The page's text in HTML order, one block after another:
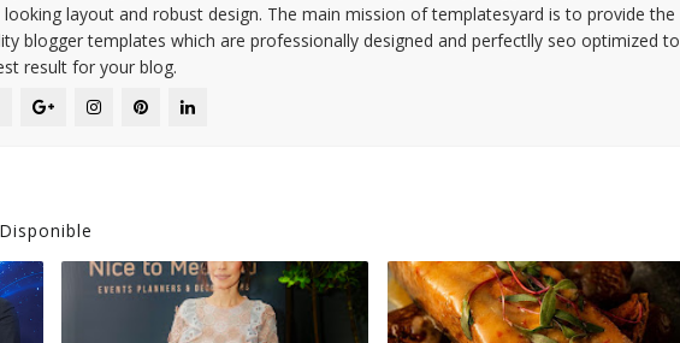
layout and robust design. The main mission of templatesyard is to provide the
blogger templates which are professionally designed and perfectlly seo optimized to
result for your blog.